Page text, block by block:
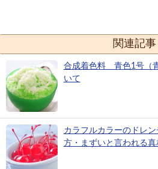
関連記事
合成着色料 青色1号（
いて
カラフルカラーのドレ
方・まずいと言われる真